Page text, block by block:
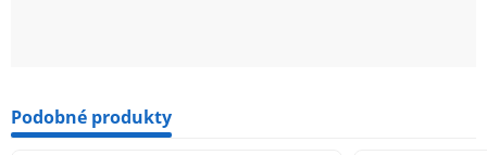
Podobné produkty